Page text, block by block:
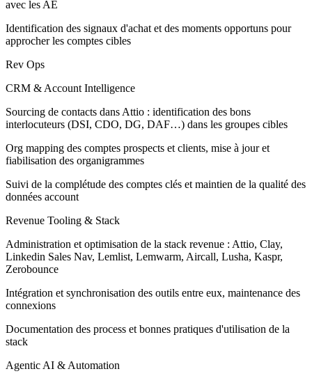
avec les AE
Identification des signaux d'achat et des moments opportuns pour
approcher les comptes cibles
Rev Ops
CRM & Account Intelligence
Sourcing de contacts dans Attio : identification des bons
interlocuteurs (DSI, CDO, DG, DAF…) dans les groupes cibles
Org mapping des comptes prospects et clients, mise à jour et
fiabilisation des organigrammes
Suivi de la complétude des comptes clés et maintien de la qualité des
données account
Revenue Tooling & Stack
Administration et optimisation de la stack revenue : Attio, Clay,
Linkedin Sales Nav, Lemlist, Lemwarm, Aircall, Lusha, Kaspr,
Zerobounce
Intégration et synchronisation des outils entre eux, maintenance des
connexions
Documentation des process et bonnes pratiques d'utilisation de la
stack
Agentic AI & Automation